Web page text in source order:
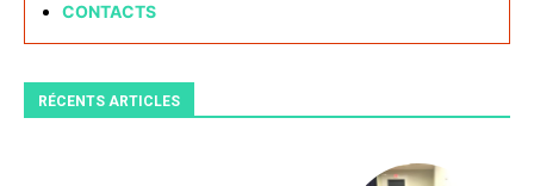
CONTACTS
RÉCENTS ARTICLES